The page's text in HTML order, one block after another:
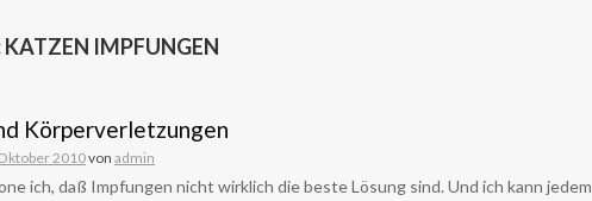
KATZEN IMPFUNGEN
Körperverletzungen
2010von admin
ich, daß Impfungen nicht wirklich die beste Lösung sind. Und ich kann jedem